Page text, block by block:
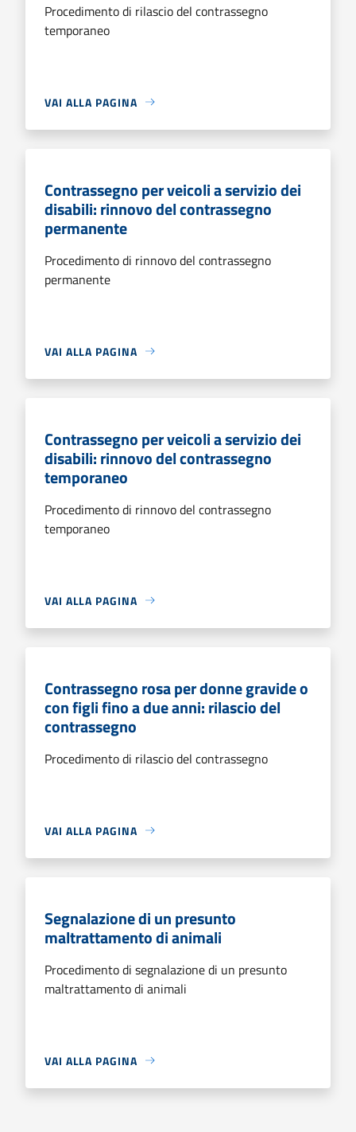
Procedimento di rilascio del contrassegno
temporaneo
VAI ALLA PAGINA
Contrassegno per veicoli a servizio dei
disabili: rinnovo del contrassegno
permanente
Procedimento di rinnovo del contrassegno
permanente
VAI ALLA PAGINA
Contrassegno per veicoli a servizio dei
disabili: rinnovo del contrassegno
temporaneo
Procedimento di rinnovo del contrassegno
temporaneo
VAI ALLA PAGINA
Contrassegno rosa per donne gravide o
con figli fino a due anni: rilascio del
contrassegno
Procedimento di rilascio del contrassegno
VAI ALLA PAGINA
Segnalazione di un presunto
maltrattamento di animali
Procedimento di segnalazione di un presunto
maltrattamento di animali
VAI ALLA PAGINA